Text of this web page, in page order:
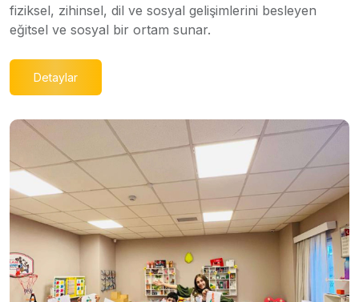
fiziksel, zihinsel, dil ve sosyal gelişimlerini besleyen
eğitsel ve sosyal bir ortam sunar.
Detaylar